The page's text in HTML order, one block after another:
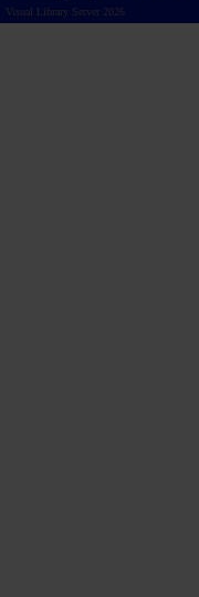
Visual Library Server 2026